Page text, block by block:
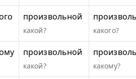
произвольной
какой? какого?
произвольной
какой? какому?